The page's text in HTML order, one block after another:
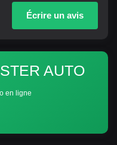
Écrire un avis
AUTO
en ligne